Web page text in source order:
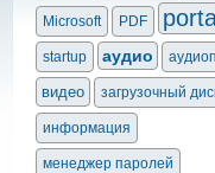
Microsoft PDF
startup аудио
видео загрузочный
информация
менеджер паролей